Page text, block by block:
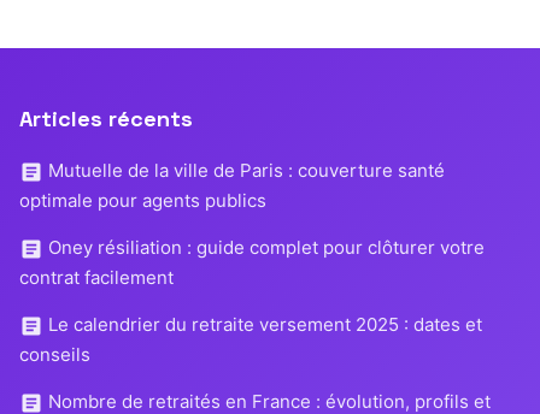
Articles récents
Mutuelle de la ville de Paris : couverture santé
optimale pour agents publics
Oney résiliation : guide complet pour clôturer votre
contrat facilement
Le calendrier du retraite versement 2025 : dates et
conseils
Nombre de retraités en France : évolution, profils et